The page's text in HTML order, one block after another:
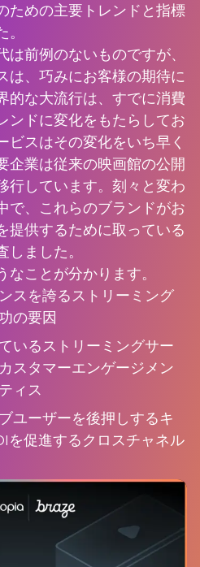
ための主要トレンドと指標
前例のないものですが、
は、巧みにお客様の期待に
的な大流行は、すでに消費
ンドに変化をもたらしてお
ビスはその変化をいち早く
企業は従来の映画館の公開
行しています。刻々と変わ
で、これらのブランドがお
提供するために取っている
ました。
ことが分かります。
スを誇るストリーミング
の要因
いるストリーミングサー
スタマーエンゲージメン
ィス
ユーザーを後押しするキ
を促進するクロスチャネル